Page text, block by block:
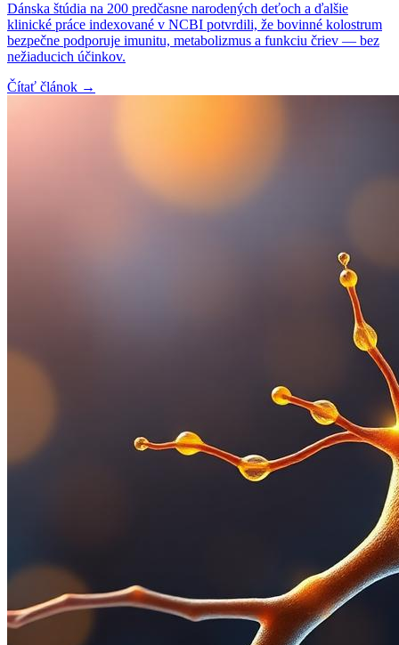
Dánska štúdia na 200 predčasne narodených deťoch a ďalšie
klinické práce indexované v NCBI potvrdili, že bovinné kolostrum
bezpečne podporuje imunitu, metabolizmus a funkciu čriev — bez
nežiaducich účinkov.
Čítať článok →